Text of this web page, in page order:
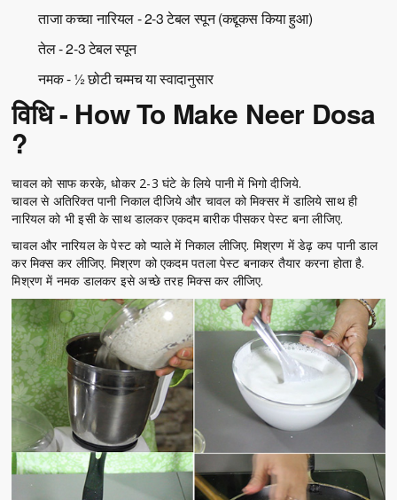
ताजा कच्चा नारियल - 2-3 टेबल स्पून (कद्दूकस किया हुआ)
तेल - 2-3 टेबल स्पून
नमक - ½ छोटी चम्मच या स्वादानुसार
विधि - How To Make Neer Dosa
?
चावल को साफ करके, धोकर 2-3 घंटे के लिये पानी में भिगो दीजिये.
चावल से अतिरिक्त पानी निकाल दीजिये और चावल को मिक्सर में डालिये साथ ही
नारियल को भी इसी के साथ डालकर एकदम बारीक पीसकर पेस्ट बना लीजिए.
चावल और नारियल के पेस्ट को प्याले में निकाल लीजिए. मिश्रण में डेढ़ कप पानी डाल
कर मिक्स कर लीजिए. मिश्रण को एकदम पतला पेस्ट बनाकर तैयार करना होता है.
मिश्रण में नमक डालकर इसे अच्छे तरह मिक्स कर लीजिए.